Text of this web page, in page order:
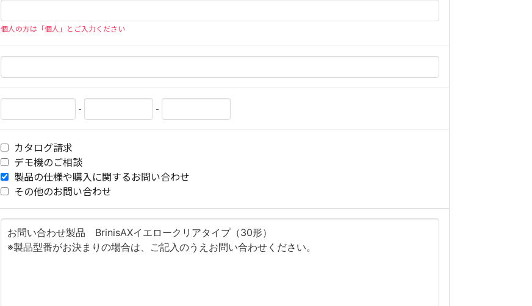
個人の方は「個人」とご入力ください
- -
カタログ請求
デモ機のご相談
製品の仕様や購入に関するお問い合わせ
その他のお問い合わせ